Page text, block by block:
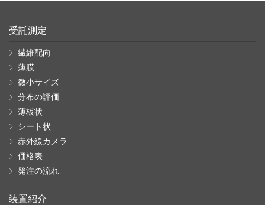
受託測定
繊維配向
薄膜
微小サイズ
分布の評価
薄板状
シート状
赤外線カメラ
価格表
発注の流れ
装置紹介